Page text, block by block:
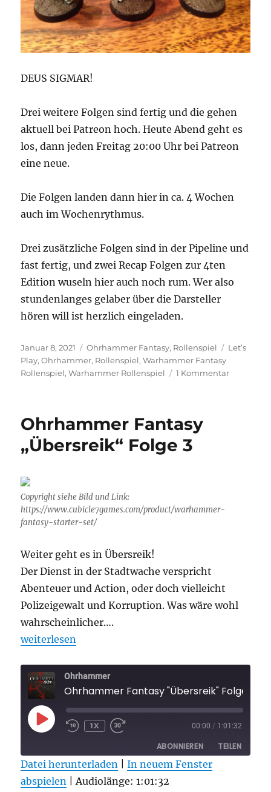
DEUS SIGMAR!
Drei weitere Folgen sind fertig und die gehen
aktuell bei Patreon hoch. Heute Abend geht es
los, dann jeden Freitag 20:00 Uhr bei Patreon
eine neue.
Die Folgen landen dann hier in ca. 4 Wochen
auch im Wochenrythmus.
Drei zusätzliche Folgen sind in der Pipeline und
fast fertig, und zwei Recap Folgen zur 4ten
Edition wuseln hier auch noch rum. Wer also
stundenlanges gelaber über die Darsteller
hören will ist herzlich eingeladen.
Veröffentlicht
am
Januar 8, 2021 Kategorien
Ohrhammer Fantasy, Rollenspiel
Let’s
Play,Ohrhammer, Rollenspiel,Warhammer Fantasy
Rollenspiel,Warhammer Rollenspiel 1 Kommentarzu
Ohrhammer Fantasy
„Übersreik“ Folge 3
Copyright siehe Bild und Link:
https://www.cubicle7games.com/product/warhammer-
fantasy-starter-set/
Weiter geht es in Übersreik!
Der Dienst in der Stadtwache verspricht
Abenteuer und Action, oder doch vielleicht
Polizeigewalt und Korruption. Was wäre wohl
wahrscheinlicher….
„Ohrhammer Fantasy „Übersreik“ Folge 3“
weiterlesen
Ohrhammer
Ohrhammer Fantasy "Übersreik" Folge 3
PLAY
EPISODE
1X 00:00 / 1:01:32
ABONNIEREN TEILEN
RSS FEED
TEILEN
Datei herunterladen |In neuem Fenster
abspielen
Audiolänge: 1:01:32